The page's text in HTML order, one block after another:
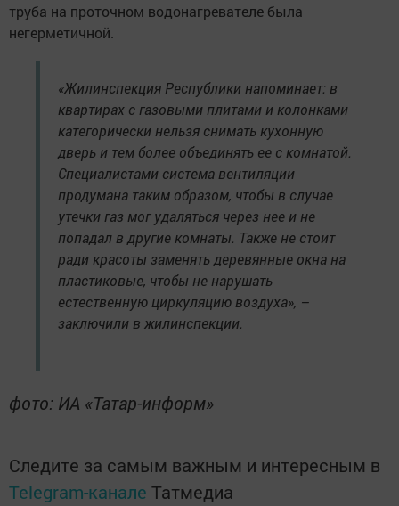
труба на проточном водонагревателе была
негерметичной.
«Жилинспекция Республики напоминает: в
квартирах с газовыми плитами и колонками
категорически нельзя снимать кухонную
дверь и тем более объединять ее с комнатой.
Специалистами система вентиляции
продумана таким образом, чтобы в случае
утечки газ мог удаляться через нее и не
попадал в другие комнаты. Также не стоит
ради красоты заменять деревянные окна на
пластиковые, чтобы не нарушать
естественную циркуляцию воздуха», –
заключили в жилинспекции.
фото: ИА «Татар-информ»
Следите за самым важным и интересным в
Telegram-канале Татмедиа